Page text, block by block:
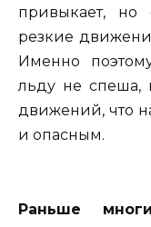
привыкает, но
резкие
Именно
льду не спеша,
движений, что
и опасным.
Раньше